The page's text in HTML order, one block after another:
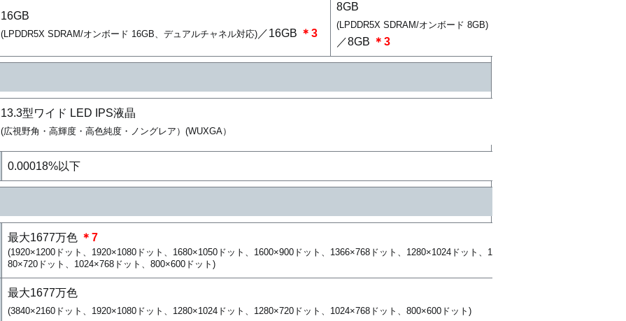
16GB
(LPDDR5X SDRAM/オンボード 16GB、デュアルチャネル対応) ／16GB ＊3
8GB
(LPDDR5X SDRAM/オンボード 8GB)
／8GB ＊3
13.3型ワイド LED IPS液晶
(広視野角・高輝度・高色純度・ノングレア）(WUXGA）
0.00018%以下
最大1677万色 ＊7
(1920×1200ドット、1920×1080ドット、1680×1050ドット、1600×900ドット、1366×768ドット、1280×1024ドット、12
80×720ドット、1024×768ドット、800×600ドット)
最大1677万色
(3840×2160ドット、1920×1080ドット、1280×1024ドット、1280×720ドット、1024×768ドット、800×600ドット)